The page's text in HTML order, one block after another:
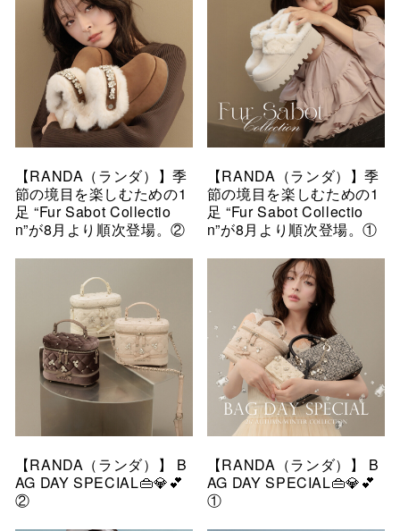
【RANDA（ランダ）】季
節の境目を楽しむための1
足 “Fur Sabot Collectio
n”が8月より順次登場。②
【RANDA（ランダ）】季
節の境目を楽しむための1
足 “Fur Sabot Collectio
n”が8月より順次登場。①
【RANDA（ランダ）】 B
AG DAY SPECIAL👜💎💕
②
【RANDA（ランダ）】 B
AG DAY SPECIAL👜💎💕
①